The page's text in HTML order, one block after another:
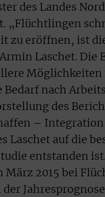
des Landes
„Flüchtlingen
zu eröffnen, ist
Laschet. Die
Bedarf nach
des
–
Laschet auf die
entstanden
2015 bei
der